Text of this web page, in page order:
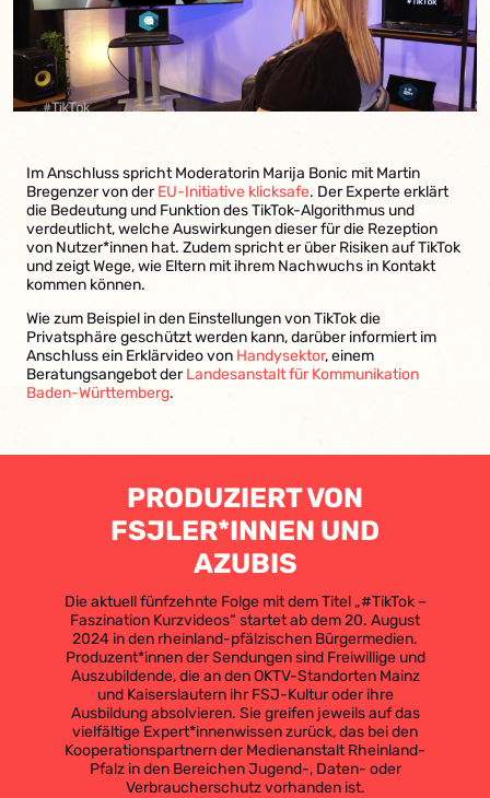
Im Anschluss spricht Moderatorin Marija Bonic mit Martin
Bregenzer von derEU-Initiative klicksafe. Der Experte erklärt
die Bedeutung und Funktion des TikTok-Algorithmus und
verdeutlicht, welche Auswirkungen dieser für die Rezeption
von Nutzer*innen hat. Zudem spricht er über Risiken auf TikTok
und zeigt Wege, wie Eltern mit ihrem Nachwuchs in Kontakt
kommen können.
Wie zum Beispiel in den Einstellungen von TikTok die
Privatsphäre geschützt werden kann, darüber informiert im
Anschluss ein Erklärvideo von Handysektor, einem
Beratungsangebot derLandesanstalt für Kommunikation
Baden-Württemberg.
PRODUZIERT VON
FSJLER*INNEN UND
AZUBIS
Die aktuell fünfzehnte Folge mit dem Titel „#TikTok –
Faszination Kurzvideos“ startet ab dem 20. August
2024 in den rheinland-pfälzischen Bürgermedien.
Produzent*innen der Sendungen sind Freiwillige und
Auszubildende, die an den OKTV-Standorten Mainz
und Kaiserslautern ihr FSJ-Kultur oder ihre
Ausbildung absolvieren. Sie greifen jeweils auf das
vielfältige Expert*innenwissen zurück, das bei den
Kooperationspartnern der Medienanstalt Rheinland-
Pfalz in den Bereichen Jugend-, Daten- oder
Verbraucherschutz vorhanden ist.